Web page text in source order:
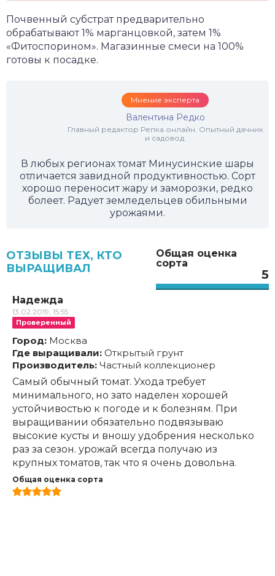
Почвенный субстрат предварительно
обрабатывают 1% марганцовкой, затем 1%
«Фитоспорином». Магазинные смеси на 100%
готовы к посадке.
Мнение эксперта
Валентина Редко
Главный редактор Репка.онлайн. Опытный дачник
и садовод.
В любых регионах томат Минусинские шары
отличается завидной продуктивностью. Сорт
хорошо переносит жару и заморозки, редко
болеет. Радует земледельцев обильными
урожаями.
Общая оценка
сорта
5
ОТЗЫВЫ ТЕХ, КТО
ВЫРАЩИВАЛ
Надежда
13.02.2019, 15:55
Проверенный
Город: Москва
Где выращивали: Открытый грунт
Производитель: Частный коллекционер
Самый обычный томат. Ухода требует
минимального, но зато наделен хорошей
устойчивостью к погоде и к болезням. При
выращивании обязательно подвязываю
высокие кусты и вношу удобрения несколько
раз за сезон. урожай всегда получаю из
крупных томатов, так что я очень довольна.
Общая оценка сорта